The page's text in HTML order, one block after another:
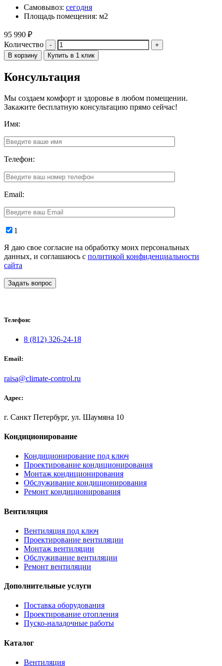
Самовывоз: сегодня
Площадь помещения: м2
95 990 ₽
Количество
В корзину Купить в 1 клик
Консультация
Мы создаем комфорт и здоровье в любом помещении.
Закажите бесплатную консультацию прямо сейчас!
Имя:
Телефон:
Email:
1
Я даю свое согласие на обработку моих персональных
данных, и соглашаюсь с политикой конфиденциальности
сайта
Задать вопрос
Телефон:
8 (812) 326-24-18
Email:
raisa@climate-control.ru
Адрес:
г. Санкт Петербург, ул. Шаумяна 10
Кондиционирование
Кондиционирование под ключ
Проектирование кондиционирования
Монтаж кондиционирования
Обслуживание кондиционирования
Ремонт кондиционирования
Вентиляция
Вентиляция под ключ
Проектирование вентиляции
Монтаж вентиляции
Обслуживание вентиляции
Ремонт вентиляции
Дополнительные услуги
Поставка оборудования
Проектирование отопления
Пуско-наладочные работы
Каталог
Вентиляция